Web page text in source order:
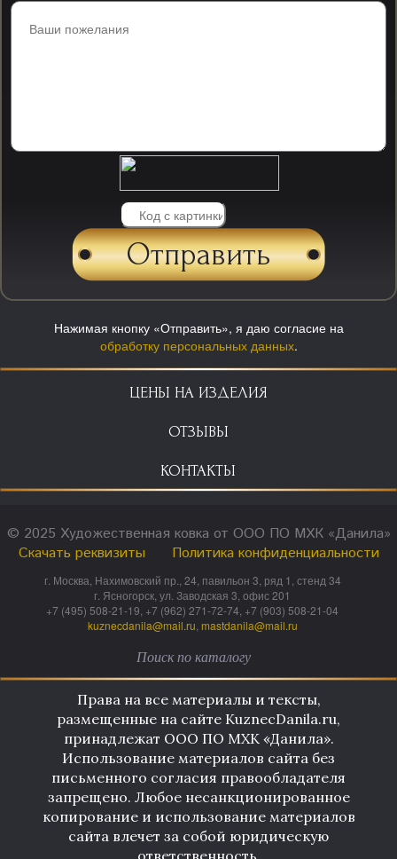
Нажимая кнопку «Отправить», я даю согласие на
обработку персональных данных.
ЦЕНЫ НА ИЗДЕЛИЯ
ОТЗЫВЫ
КОНТАКТЫ
© 2025 Художественная ковка от ООО ПО МХК «Данила»
Скачать реквизиты
Политика конфиденциальности
г. Москва, Нахимовский пр., 24, павильон 3, ряд 1, стенд 34
г. Ясногорск, ул. Заводская 3, офис 201
+7 (495) 508-21-19, +7 (962) 271-72-74, +7 (903) 508-21-04
kuznecdanila@mail.ru mastdanila@mail.ru
Права на все материалы и тексты,
размещенные на сайте KuznecDanila.ru,
принадлежат ООО ПО МХК «Данила».
Использование материалов сайта без
письменного согласия правообладателя
запрещено. Любое несанкционированное
копирование и использование материалов
сайта влечет за собой юридическую
ответственность.